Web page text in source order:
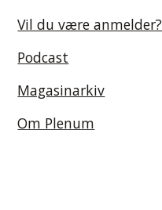
Vil du være anmelder?
Podcast
Magasinarkiv
Om Plenum